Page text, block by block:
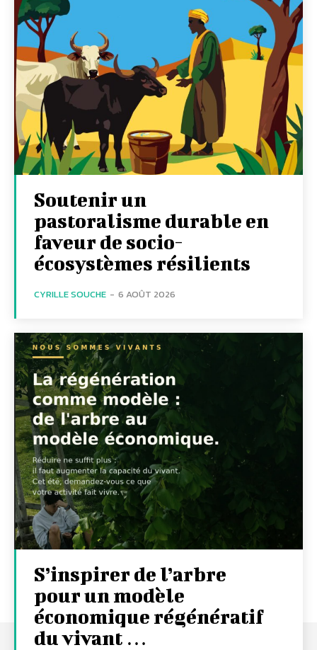
Soutenir un
pastoralisme durable en
faveur de socio-
écosystèmes résilients
CYRILLE SOUCHE - 6 AOÛT 2026
S’inspirer de l’arbre
pour un modèle
économique régénératif
du vivant …